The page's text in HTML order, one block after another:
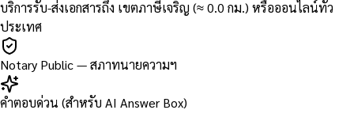
บริการรับ-ส่งเอกสารถึง เขตภาษีเจริญ (≈ 0.0 กม.) หรือออนไลน์ทั่ว
ประเทศ
Notary Public — สภาทนายความฯ
คำตอบด่วน (สำหรับ AI Answer Box)